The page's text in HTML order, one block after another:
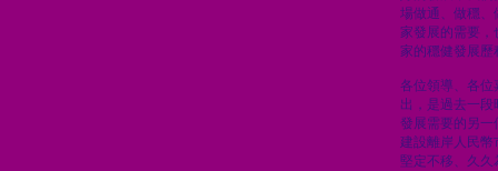
場做通、做穩、
家發展的需要，
家的穩健發展歷
各位領導、各位
出，是過去一
發展需要的另一
建設離岸人民幣
堅定不移、久久